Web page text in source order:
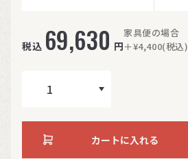
税込 69,630 円
家具便の場合
＋¥4,400(税込)
カートに入れる